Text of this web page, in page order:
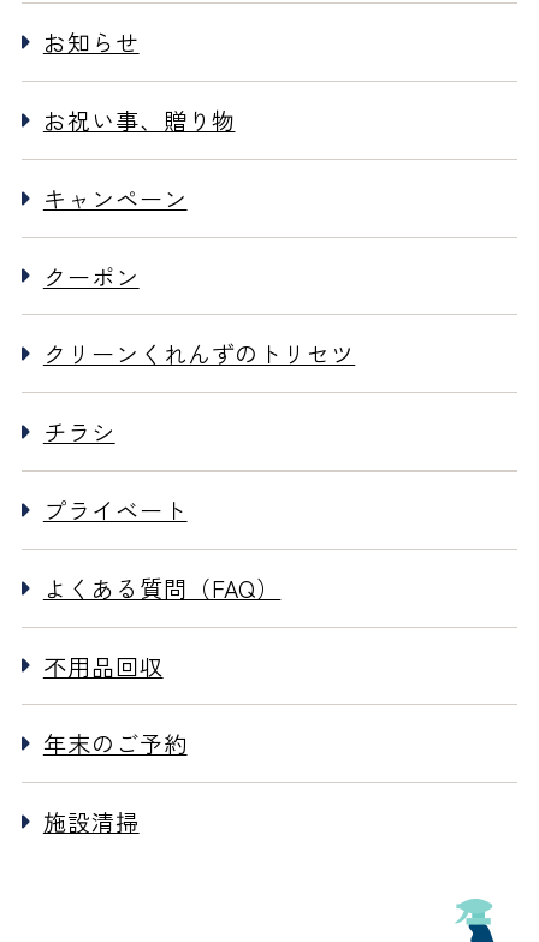
お知らせ
お祝い事、贈り物
キャンペーン
クーポン
クリーンくれんずのトリセツ
チラシ
プライベート
よくある質問（FAQ）
不用品回収
年末のご予約
施設清掃